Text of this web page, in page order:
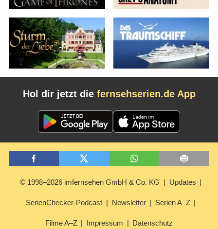
Hol dir jetzt die fernsehserien.de App
© 1998–2026 imfernsehen GmbH & Co. KG Updates
SerienChecker-Podcast Newsletter Serien A–Z
Filme A–Z Impressum Datenschutz